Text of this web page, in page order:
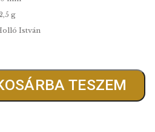
2023.03.24..
4000 darab
30 mm